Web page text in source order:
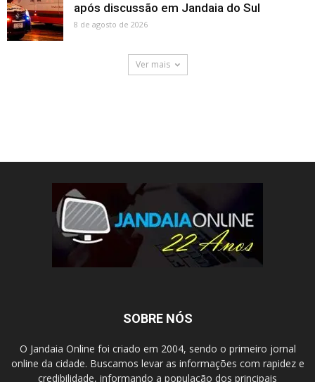
após discussão em Jandaia do Sul
8 de agosto de 2026
Ver mais
SOBRE NÓS
O Jandaia Online foi criado em 2004, sendo o primeiro jornal
online da cidade. Buscamos levar as informações com rapidez e
credibilidade, informando a população dos principais